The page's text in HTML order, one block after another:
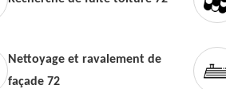
Nettoyage et ravalement de
façade 72